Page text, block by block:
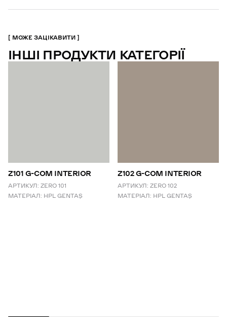
МОЖЕ ЗАЦІКАВИТИ
ІНШІ ПРОДУКТИ КАТЕГОРІЇ
Z101 G-COM INTERIOR
АРТИКУЛ: ZERO 101
МАТЕРІАЛ: HPL GENTAŞ
Z102 G-COM INTERIOR
АРТИКУЛ: ZERO 102
МАТЕРІАЛ: HPL GENTAŞ